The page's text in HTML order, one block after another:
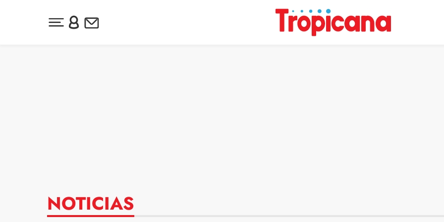
Desplegar menú principal
Inicia sesión o regístrate
Newsletter
NOTICIAS